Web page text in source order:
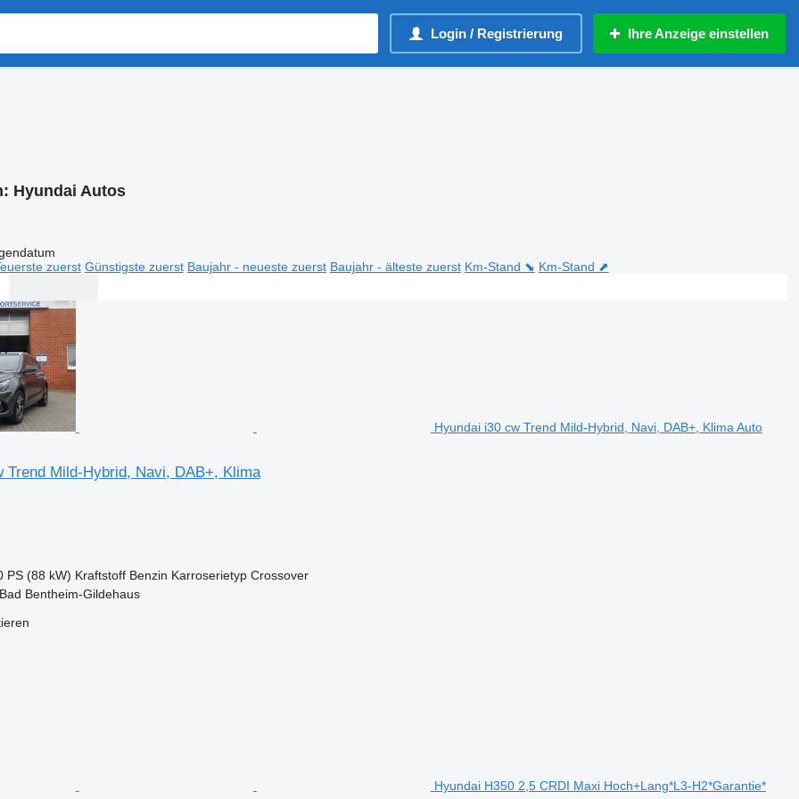
Login / Registrierung Ihre Anzeige einstellen
Hyundai Autos
zuerst Günstigste zuerst Baujahr - neueste zuerst Baujahr - älteste zuerst Km-Stand ⬊ Km-Stand ⬈
Hyundai i30 cw Trend Mild-Hybrid, Navi, DAB+, Klima Auto
Trend Mild-Hybrid, Navi, DAB+, Klima
PS (88 kW) Kraftstoff Benzin Karroserietyp Crossover
Bentheim-Gildehaus
Hyundai H350 2,5 CRDI Maxi Hoch+Lang*L3-H2*Garantie*